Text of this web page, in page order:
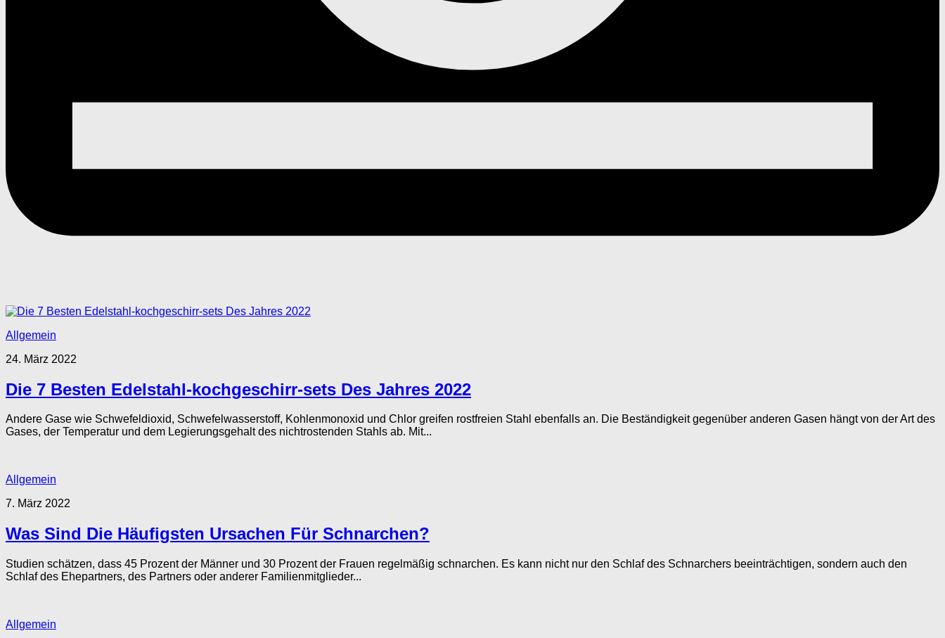
Allgemein
24. März 2022
Die 7 Besten Edelstahl-kochgeschirr-sets Des Jahres 2022
Andere Gase wie Schwefeldioxid, Schwefelwasserstoff, Kohlenmonoxid und Chlor greifen rostfreien Stahl ebenfalls an. Die Beständigkeit gegenüber anderen Gasen hängt von der Art des
Gases, der Temperatur und dem Legierungsgehalt des nichtrostenden Stahls ab. Mit...
Allgemein
7. März 2022
Was Sind Die Häufigsten Ursachen Für Schnarchen?
Studien schätzen, dass 45 Prozent der Männer und 30 Prozent der Frauen regelmäßig schnarchen. Es kann nicht nur den Schlaf des Schnarchers beeinträchtigen, sondern auch den
Schlaf des Ehepartners, des Partners oder anderer Familienmitglieder...
Allgemein